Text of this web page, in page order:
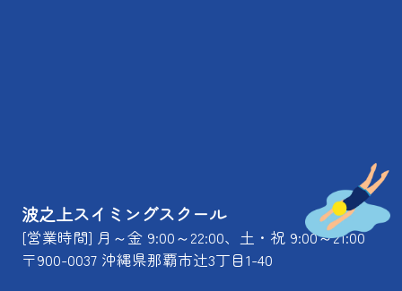
波之上スイミングスクール
[営業時間] 月～金 9:00～22:00、土・祝 9:00～21:00
〒900-0037 沖縄県那覇市辻3丁目1-40